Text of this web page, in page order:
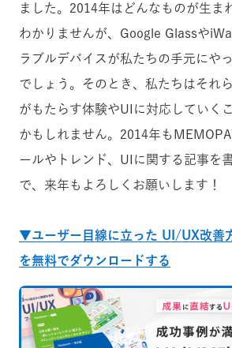
ました。2014年はどんなものが生ま
わかりませんが、Google Glassや
ラブルデバイスが私たちの手元にや
でしょう。そのとき、私たちはそれ
がもたらす体験やUIに対応していく
かもしれません。2014年も
ールやトレンド、UIに関する記事を
で、来年もよろしくお願いします！
▼ユーザー目線に立った UI/UX改善
を無料でダウンロードする